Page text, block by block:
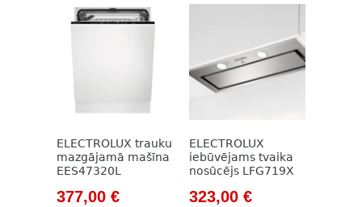
ELECTROLUX trauku
mazgājamā mašīna
EES47320L
Original
377,00 €Current
ELECTROLUX
iebūvējams tvaika
nosūcējs LFG719X
Original
323,00 €Current